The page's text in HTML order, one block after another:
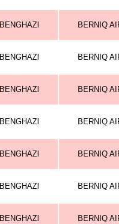
BENGHAZI BERNIQ
BENGHAZI BERNIQ
BENGHAZI BERNIQ
BENGHAZI BERNIQ
BENGHAZI BERNIQ
BENGHAZI BERNIQ
BENGHAZI BERNIQ